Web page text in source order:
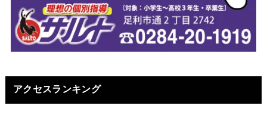
アクセスランキング